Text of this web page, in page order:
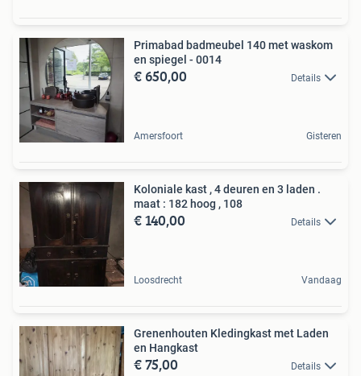
Primabad badmeubel 140 met waskom
en spiegel - 0014
€ 650,00 Details
Amersfoort Gisteren
Koloniale kast , 4 deuren en 3 laden .
maat : 182 hoog , 108
€ 140,00 Details
Loosdrecht Vandaag
Grenenhouten Kledingkast met Laden
en Hangkast
€ 75,00 Details